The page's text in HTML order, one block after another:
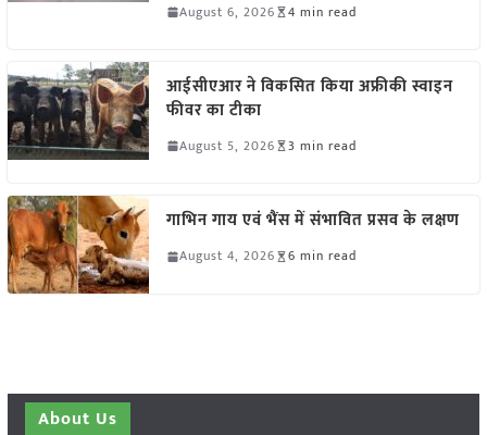
August 6, 2026 4 min read
आईसीएआर ने विकसित किया अफ्रीकी स्वाइन
फीवर का टीका
August 5, 2026 3 min read
गाभिन गाय एवं भैंस में संभावित प्रसव के लक्षण
August 4, 2026 6 min read
About Us